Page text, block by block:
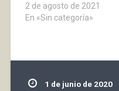
las edades!!!
2 de agosto de 2021
En «Sin categoría»
1 de junio de 2020